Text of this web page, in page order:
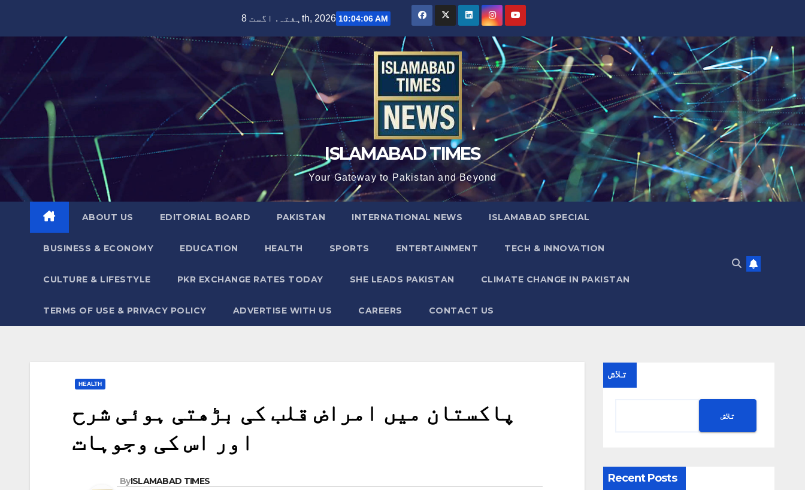
ہفتہ. اگست 8th, 2026 10:04:07 AM
ISLAMABAD TIMES
Your Gateway to Pakistan and Beyond
ABOUT US EDITORIAL BOARD PAKISTAN INTERNATIONAL NEWS ISLAMABAD SPECIAL
BUSINESS & ECONOMY EDUCATION HEALTH SPORTS ENTERTAINMENT TECH & INNOVATION
CULTURE & LIFESTYLE PKR EXCHANGE RATES TODAY SHE LEADS PAKISTAN CLIMATE CHANGE IN PAKISTAN
TERMS OF USE & PRIVACY POLICY ADVERTISE WITH US CAREERS CONTACT US
HEALTH
پاکستان میں امراض قلب کی بڑھتی ہوئی شرح
اور اس کی وجوہات
ByISLAMABAD TIMES
تلاش
تلاش
Recent Posts